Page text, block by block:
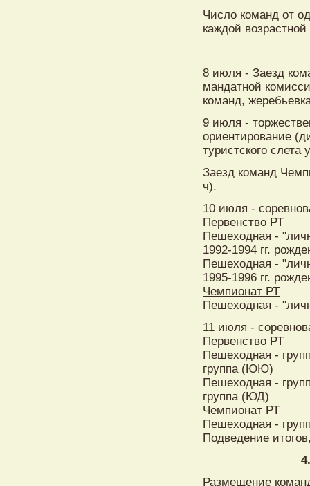
Число команд от
каждой
8 июля - Заезд
мандатной
команд,
9 июля -
ориентирование
туристского слета
Заезд команд
ч).
10 июля -
Первенство РТ
Пешеходная -
1992-1994 гг.
Пешеходная -
1995-1996 гг.
Чемпионат РТ
Пешеходная -
11 июля -
Первенство РТ
Пешеходная -
группа (ЮЮ)
Пешеходная -
группа (ЮД)
Чемпионат РТ
Пешеходная -
Подведение
Размещение